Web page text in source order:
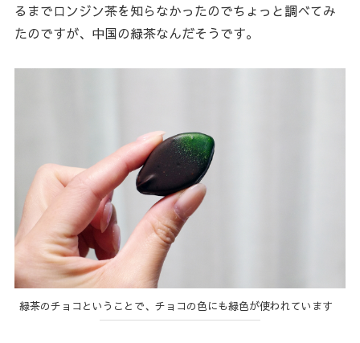
るまでロンジン茶を知らなかったのでちょっと調べてみ
たのですが、中国の緑茶なんだそうです。
緑茶のチョコということで、チョコの色にも緑色が使われています